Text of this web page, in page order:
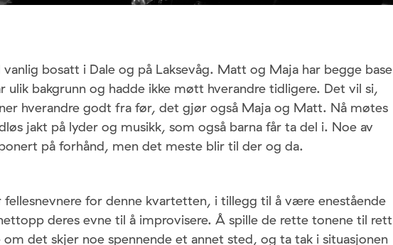
bosatt i Dale og på Laksevåg. Matt og Maja har begge base
ulik bakgrunn og hadde ikke møtt hverandre tidligere. Det vil si,
hverandre godt fra før, det gjør også Maja og Matt. Nå møtes
jakt på lyder og musikk, som også barna får ta del i. Noe av
på forhånd, men det meste blir til der og da.
for denne kvartetten, i tillegg til å være enestående
deres evne til å improvisere. Å spille de rette tonene til rett
det skjer noe spennende et annet sted, og ta tak i situasjonen